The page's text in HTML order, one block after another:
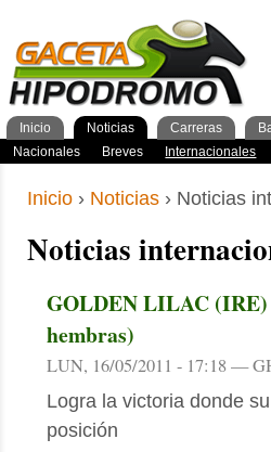
Inicio › Noticias › Noticias
Noticias
GOLDEN LILAC (IRE)
hembras)
LUN, 16/05/2011 - 17:18 —
Logra la victoria donde
posición
Inicio
Noticias
Nacionales
Breves Internacionales
Carreras
GacetaPDF
Programa Resultados
Caballos
Preparadores Jockeys
General Caballos
2años 3años
Pronos/Puntos
Clasificación general
Momentos de gloria Ferdemente